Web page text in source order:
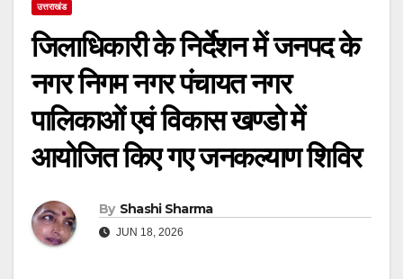
उत्तराखंड
जिलाधिकारी के निर्देशन में जनपद के
नगर निगम नगर पंचायत नगर
पालिकाओं एवं विकास खण्डो में
आयोजित किए गए जनकल्याण शिविर
By Shashi Sharma
JUN 18, 2026